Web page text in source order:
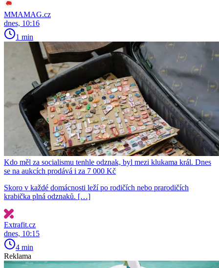
MMAMAG.cz
dnes, 10:16
1 min
Kdo měl za socialismu tenhle odznak, byl mezi klukama král. Dnes
se na aukcích prodává i za 7 000 Kč
Skoro v každé domácnosti leží po rodičích nebo prarodičích
krabička plná odznaků. […]
Extrafit.cz
dnes, 10:15
4 min
Reklama